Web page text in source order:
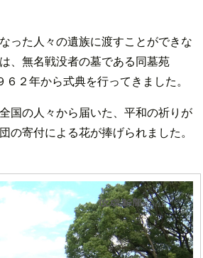
った人々の遺族に渡すことができな
、無名戦没者の墓である同墓苑
２年から式典を行ってきました。
国の人々から届いた、平和の祈りが
寄付による花が捧げられました。